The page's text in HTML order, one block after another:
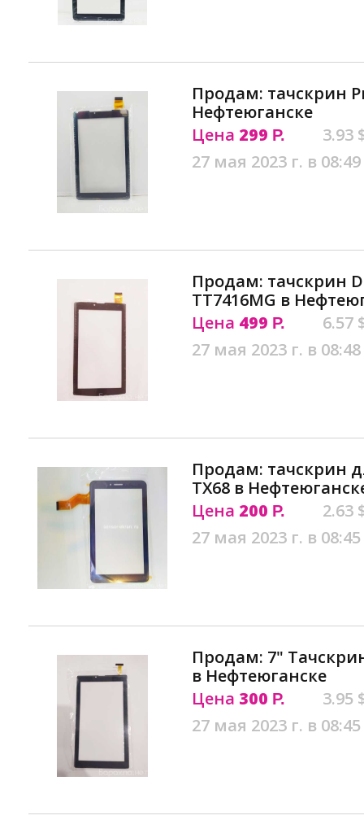
Продам: тачскрин
Нефтеюганске
Цена 299 Р.
3.93
27 мая 2023 г. в 08:49
Продам: тачскрин
TT7416MG в
Цена 499 Р.
6.57
27 мая 2023 г. в 08:48
Продам: тачскрин
TX68 в
Цена 200 Р.
2.63
27 мая 2023 г. в 08:45
Продам: 7" Тачскрин
в Нефтеюганске
Цена 300 Р.
3.95
27 мая 2023 г. в 08:45